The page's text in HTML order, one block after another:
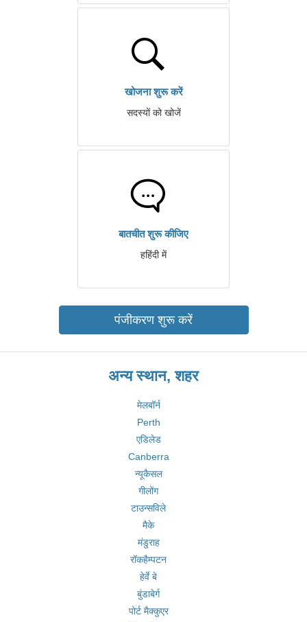
खोजना शुरू करें
सदस्यों को खोजें
बातचीत शुरू कीजिए
हहिंदी में
पंजीकरण शुरू करें
अन्य स्थान, शहर
मेलबॉर्न
Perth
एडिलेड
Canberra
न्यूकैसल
गीलोंग
टाउन्सविले
मैके
मंडुराह
रॉकहैम्पटन
हेर्वे बे
बुंडाबेर्ग
पोर्ट मैक्कुएर